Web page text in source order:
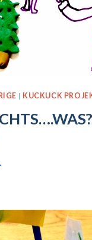
| KUCKUCK